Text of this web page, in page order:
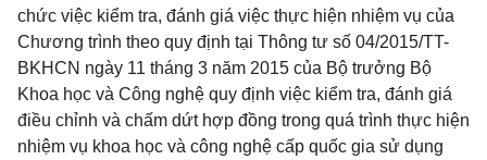
chức việc kiểm tra, đánh giá việc thực hiện nhiệm vụ của
Chương trình theo quy định tại Thông tư số 04/2015/TT-
BKHCN ngày 11 tháng 3 năm 2015 của Bộ trưởng Bộ
Khoa học và Công nghệ quy định việc kiểm tra, đánh giá
điều chỉnh và chấm dứt hợp đồng trong quá trình thực hiện
nhiệm vụ khoa học và công nghệ cấp quốc gia sử dụng